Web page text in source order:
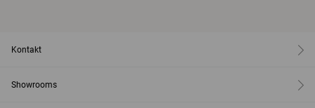
Kontakt
Showrooms